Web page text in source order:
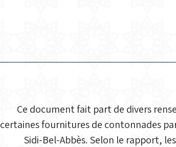
Ce document fait part de divers
certaines fournitures de contonnades
Sidi-Bel-Abbès. Selon le rapport,